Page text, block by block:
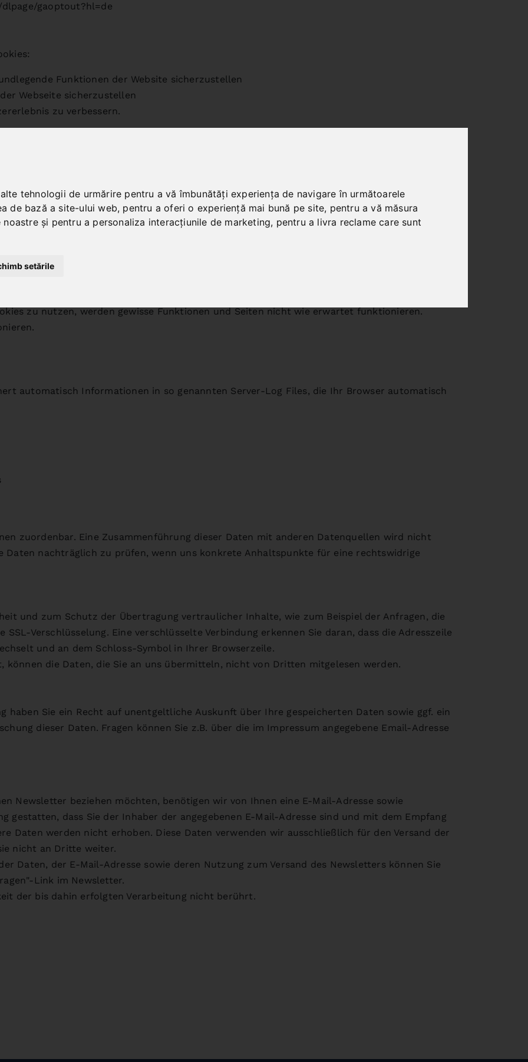
tehnologii de urmărire pentru a vă îmbunătăți experiența de navigare în următoarele
de bază a site-ului web, pentru a oferi o experiență mai bună pe site, pentru a vă măsura
și pentru a personaliza interacțiunile de marketing, pentru a livra reclame care sunt
setările
gaoptout?hl=de
Funktionen der Website sicherzustellen
Webseite sicherzustellen
zu verbessern.
Browser speichert.
Endgerät gespeichert, bis Sie diese löschen. Diese Cookies ermöglichen es uns, Ihren Browser
Sie über das Setzen von Cookies informiert werden und Cookies nur im Einzelfall erlauben,
von Cookies kann die Funktionalität dieser Website eingeschränkt sein.
zu nutzen, werden gewisse Funktionen und Seiten nicht wie erwartet funktionieren.
automatisch Informationen in so genannten Server-Log Files, die Ihr Browser automatisch
zuordenbar. Eine Zusammenführung dieser Daten mit anderen Datenquellen wird nicht
Daten nachträglich zu prüfen, wenn uns konkrete Anhaltspunkte für eine rechtswidrige
und zum Schutz der Übertragung vertraulicher Inhalte, wie zum Beispiel der Anfragen, die
SSL-Verschlüsselung. Eine verschlüsselte Verbindung erkennen Sie daran, dass die Adresszeile
und an dem Schloss-Symbol in Ihrer Browserzeile.
können die Daten, die Sie an uns übermitteln, nicht von Dritten mitgelesen werden.
haben Sie ein Recht auf unentgeltliche Auskunft über Ihre gespeicherten Daten sowie ggf. ein
dieser Daten. Fragen können Sie z.B. über die im Impressum angegebene Email-Adresse
Newsletter beziehen möchten, benötigen wir von Ihnen eine E-Mail-Adresse sowie
gestatten, dass Sie der Inhaber der angegebenen E-Mail-Adresse sind und mit dem Empfang
Daten werden nicht erhoben. Diese Daten verwenden wir ausschließlich für den Versand der
nicht an Dritte weiter.
Daten, der E-Mail-Adresse sowie deren Nutzung zum Versand des Newsletters können Sie
Link im Newsletter.
der bis dahin erfolgten Verarbeitung nicht berührt.